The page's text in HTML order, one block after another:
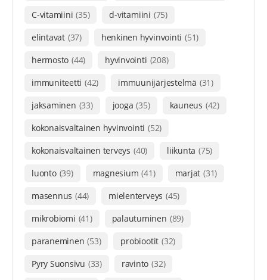
C-vitamiini (35) d-vitamiini (75)
elintavat (37) henkinen hyvinvointi (51)
hermosto (44) hyvinvointi (208)
immuniteetti (42) immuunijärjestelmä (31)
jaksaminen (33) jooga (35) kauneus (42)
kokonaisvaltainen hyvinvointi (52)
kokonaisvaltainen terveys (40) liikunta (75)
luonto (39) magnesium (41) marjat (31)
masennus (44) mielenterveys (45)
mikrobiomi (41) palautuminen (89)
paraneminen (53) probiootit (32)
Pyry Suonsivu (33) ravinto (32)